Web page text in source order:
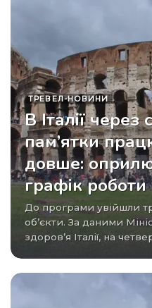
ТРЕВЕЛ-НОВИНИ
В Італії через
пам’ятки
довше:
графік роботи
До програми увійшли три знакові туристичні
об’єкти. За даними
здоров’я Італії, на